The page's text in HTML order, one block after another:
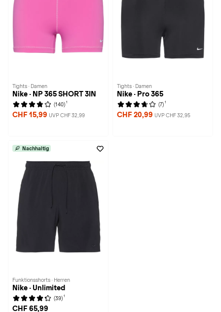
Tights · Damen
Nike · NP 365 SHORT 3IN
(140) 1
CHF 15,99 UVP CHF 32,99
Tights · Damen
Nike · Pro 365
(7) 1
CHF 20,99 UVP CHF 32,95
Nachhaltig
Funktionsshorts · Herren
Nike · Unlimited
(39) 1
CHF 65,99